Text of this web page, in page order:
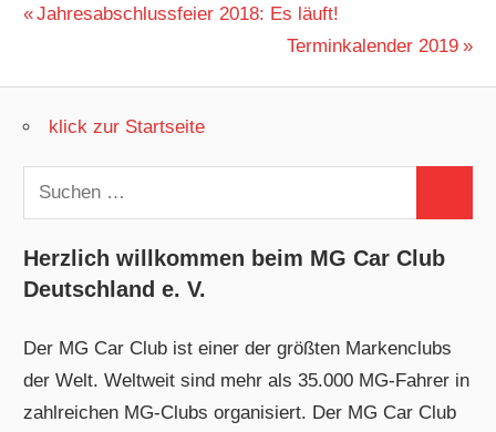
Beitragsnavigation
Vorheriger
Jahresabschlussfeier 2018: Es läuft!
Nächster
Terminkalender 2019
klick zur Startseite
Suchen
nach:
Herzlich willkommen beim MG Car Club
Deutschland e. V.
Der MG Car Club ist einer der größten Markenclubs
der Welt. Weltweit sind mehr als 35.000 MG-Fahrer in
zahlreichen MG-Clubs organisiert. Der MG Car Club